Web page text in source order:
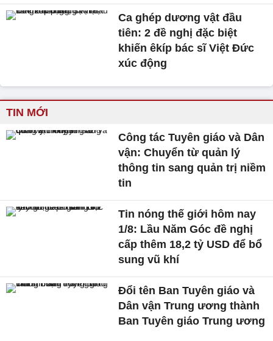
Ca ghép dương vật đầu
tiên: 2 đề nghị đặc biệt
khiến êkíp bác sĩ Việt Đức
xúc động
TIN MỚI
Công tác Tuyên giáo và Dân
vận: Chuyển từ quản lý
thông tin sang quản trị niềm
tin
Tin nóng thế giới hôm nay
1/8: Lầu Năm Góc đề nghị
cấp thêm 18,2 tỷ USD để bổ
sung vũ khí
Đổi tên Ban Tuyên giáo và
Dân vận Trung ương thành
Ban Tuyên giáo Trung ương